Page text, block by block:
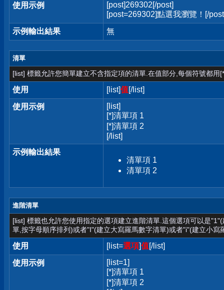
使用示例
[post]269302[/post]
[post=269302]點選我瀏覽！[/
示例輸出結果
無
清單
[list] 標籤允許您簡單建立不含指定項的清單.在值部分,每個符號都用
使用 [list]值[/list]
使用示例
[list]
[*]清單項 1
[*]清單項 2
[/list]
示例輸出結果
清單項 1
清單項 2
進階清單
[list] 標籤也允許您使用指定的選項建立進階清單.這個選項可以是
單,按字母順序排列)或者"I"(建立大寫羅馬數字清單)或者"i"(建立小寫
使用 [list=選項]值[/list]
使用示例
[list=1]
[*]清單項 1
[*]清單項 2